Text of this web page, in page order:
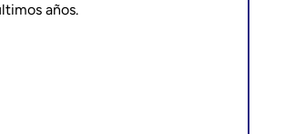
años.